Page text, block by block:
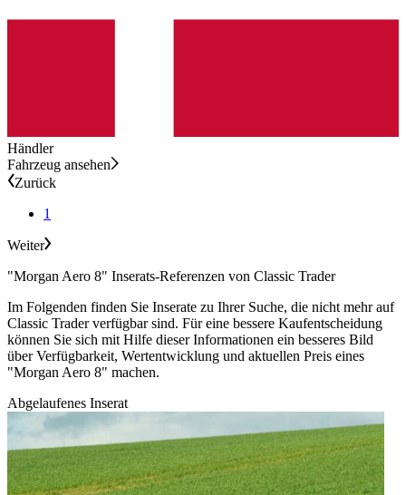
Händler
Fahrzeug ansehen
Zurück
1
Weiter
"Morgan Aero 8" Inserats-Referenzen von Classic Trader
Im Folgenden finden Sie Inserate zu Ihrer Suche, die nicht mehr auf
Classic Trader verfügbar sind. Für eine bessere Kaufentscheidung
können Sie sich mit Hilfe dieser Informationen ein besseres Bild
über Verfügbarkeit, Wertentwicklung und aktuellen Preis eines
"Morgan Aero 8" machen.
Abgelaufenes Inserat